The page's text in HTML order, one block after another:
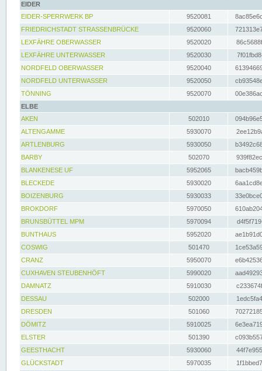
EIDER
EIDER-SPERRWERK BP
9520081
FRIEDRICHSTADT STRASSENBRÜCKE
9520060
LEXFÄHRE OBERWASSER
9520020
LEXFÄHRE UNTERWASSER
9520030
NORDFELD OBERWASSER
9520040
NORDFELD UNTERWASSER
9520050
TÖNNING
9520070
ELBE
AKEN
502010
ALTENGAMME
5930070
ARTLENBURG
5930050
BARBY
502070
BLANKENESE UF
5952065
BLECKEDE
5930020
BOIZENBURG
5930033
BROKDORF
5970050
BRUNSBÜTTEL MPM
5970094
BUNTHAUS
5952020
COSWIG
501470
CRANZ
5950070
CUXHAVEN STEUBENHÖFT
5990020
DAMNATZ
5910030
DESSAU
502000
DRESDEN
501060
DÖMITZ
5910025
ELSTER
501390
GEESTHACHT
5930060
GLÜCKSTADT
5970035